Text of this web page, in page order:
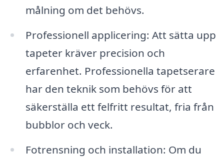
målning om det behövs.
Professionell applicering: Att sätta upp
tapeter kräver precision och
erfarenhet. Professionella tapetserare
har den teknik som behövs för att
säkerställa ett felfritt resultat, fria från
bubblor och veck.
Fotrensning och installation: Om du